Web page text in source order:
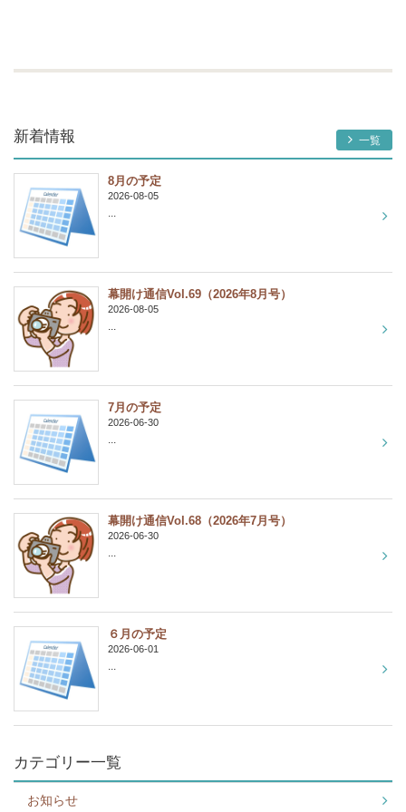
新着情報 一覧
8月の予定
2026-08-05
...
幕開け通信Vol.69（2026年8月号）
2026-08-05
...
7月の予定
2026-06-30
...
幕開け通信Vol.68（2026年7月号）
2026-06-30
...
６月の予定
2026-06-01
...
カテゴリー一覧
お知らせ